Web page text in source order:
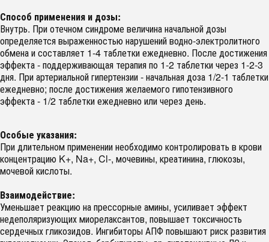
Способ применения и дозы:
Внутрь. При отечном синдроме величина начальной дозы
определяется выраженностью нарушений водно-электролитного
обмена и составляет 1-4 таблетки ежедневно. После достижения
эффекта - поддерживающая терапия по 1-2 таблетки через 1-2-3
дня. При артериальной гипертензии - начальная доза 1/2-1 таблетки
ежедневно; после достижения желаемого гипотензивного
эффекта - 1/2 таблетки ежедневно или через день.
Особые указания:
При длительном применении необходимо контролировать в крови
концентрацию K+, Na+, Cl-, мочевины, креатинина, глюкозы,
мочевой кислоты.
Взаимодействие:
Уменьшает реакцию на прессорные амины, усиливает эффект
недеполяризующих миорелаксантов, повышает токсичность
сердечных гликозидов. Ингибиторы АПФ повышают риск развития